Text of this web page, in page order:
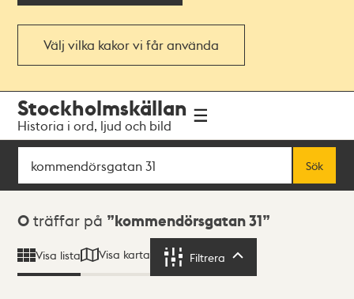
Välj vilka kakor vi får använda
navigationen
huvudinnehållet
Stockholmskällan
Historia i ord, ljud och bild
Sök
Sök
Sökresultat
0 träffar på kommendörsgatan 31
Visa lista Visa karta Filtrera